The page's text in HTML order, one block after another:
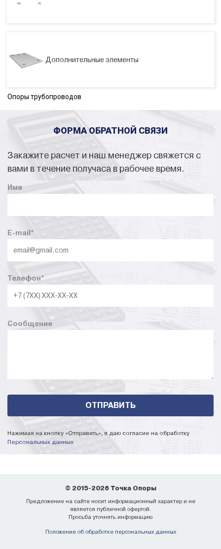
Дополнительные элементы
Опоры трубопроводов
ФОРМА ОБРАТНОЙ СВЯЗИ
Закажите расчет и наш менеджер свяжется с
вами в течение получаса в рабочее время.
Имя
E-mail *
Телефон*
Сообщение
Нажимая на кнопку «Отправить», я даю согласие на обработку
Персональных данных
© 2015-2026 Точка Опоры
Предложение на сайте носит информационный характер и не
является публичной офертой.
Просьба уточнять информацию
Положение об обработке персональных данных